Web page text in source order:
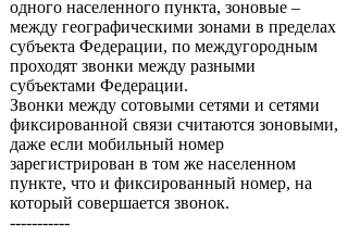
одного населенного пункта, зоновые –
между географическими зонами в пределах
субъекта Федерации, по междугородным
проходят звонки между разными
субъектами Федерации.
Звонки между сотовыми сетями и сетями
фиксированной связи считаются зоновыми,
даже если мобильный номер
зарегистрирован в том же населенном
пункте, что и фиксированный номер, на
который совершается звонок.
-----------